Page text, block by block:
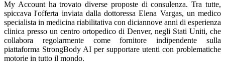
My Account ha trovato diverse proposte di consulenza. Tra tutte,
spiccava l'offerta inviata dalla dottoressa Elena Vargas, un medico
specialista in medicina riabilitativa con diciannove anni di esperienza
clinica presso un centro ortopedico di Denver, negli Stati Uniti, che
collabora regolarmente come fornitore indipendente sulla
piattaforma StrongBody AI per supportare utenti con problematiche
motorie in tutto il mondo.